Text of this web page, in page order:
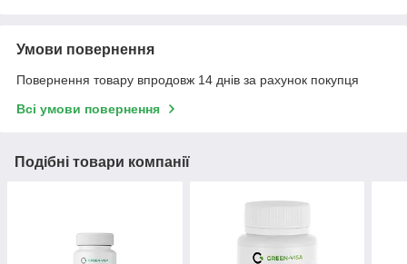
Умови повернення
Повернення товару впродовж 14 днів за рахунок покупця
Всі умови повернення
Подібні товари компанії